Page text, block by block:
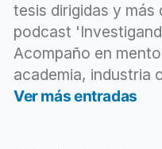
tesis dirigidas y
podcast
Acompaño en
academia, industria
Ver más entradas